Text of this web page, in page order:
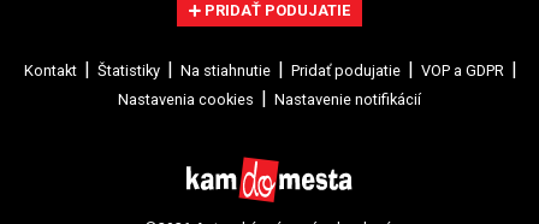
PRIDAŤ PODUJATIE
Kontakt Štatistiky Na stiahnutie Pridať podujatie
VOP a GDPR
Nastavenia cookies
Nastavenie notifikácií